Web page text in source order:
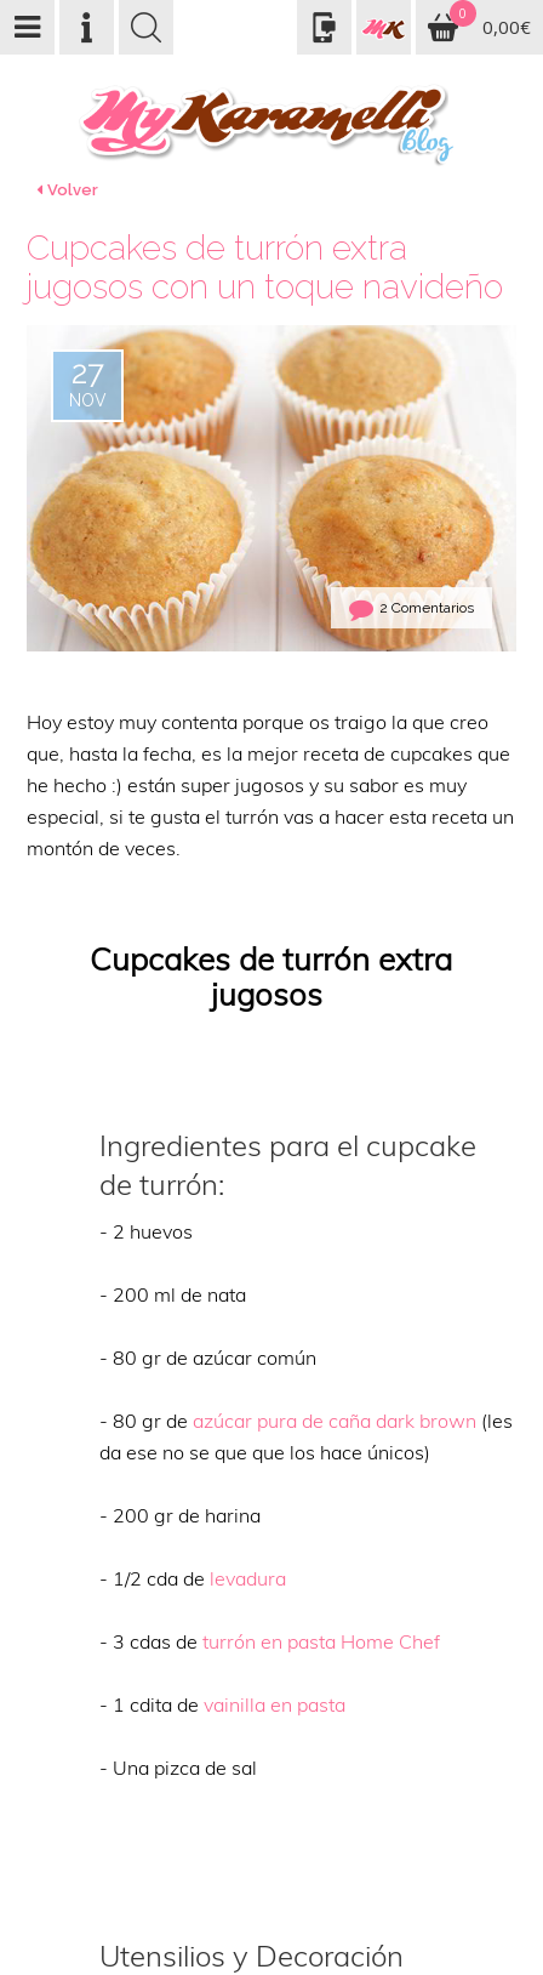
0
0,00€
Volver
Cupcakes de turrón extra
jugosos con un toque navideño
27
NOV
2 Comentarios
Hoy estoy muy contenta porque os traigo la que creo
que, hasta la fecha, es la mejor receta de cupcakes que
he hecho :) están super jugosos y su sabor es muy
especial, si te gusta el turrón vas a hacer esta receta un
montón de veces.
Cupcakes de turrón extra
jugosos
Ingredientes para el cupcake
de turrón:
- 2 huevos
- 200 ml de nata
- 80 gr de azúcar común
- 80 gr de azúcar pura de caña dark brown (les
da ese no se que que los hace únicos)
- 200 gr de harina
- 1/2 cda de levadura
- 3 cdas de turrón en pasta Home Chef
- 1 cdita devainilla en pasta
- Una pizca de sal
Utensilios y Decoración